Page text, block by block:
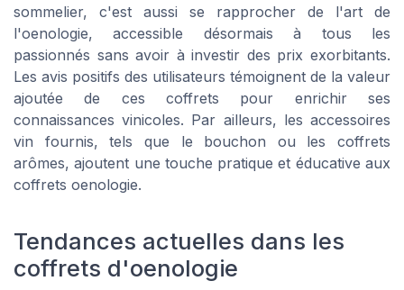
sommelier, c'est aussi se rapprocher de l'art de
l'oenologie, accessible désormais à tous les
passionnés sans avoir à investir des prix exorbitants.
Les avis positifs des utilisateurs témoignent de la valeur
ajoutée de ces coffrets pour enrichir ses
connaissances vinicoles. Par ailleurs, les accessoires
vin fournis, tels que le bouchon ou les coffrets
arômes, ajoutent une touche pratique et éducative aux
coffrets oenologie.
Tendances actuelles dans les
coffrets d'oenologie